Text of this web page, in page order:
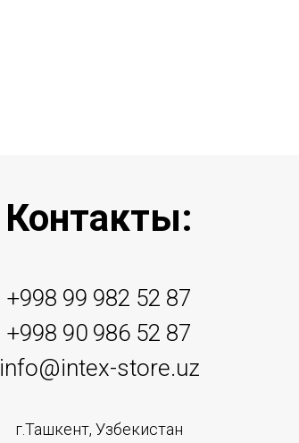
Контакты:
+998 99 982 52 87
+998 90 986 52 87
info@intex-store.uz
г.Ташкент, Узбекистан